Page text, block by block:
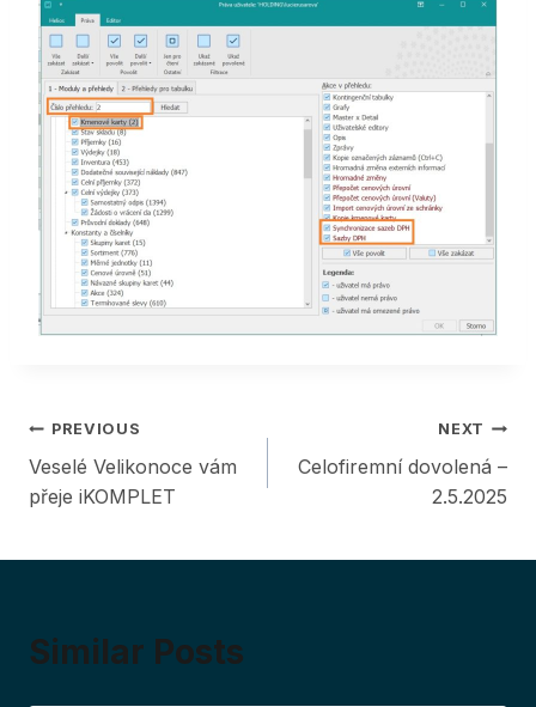
Post
navigation
PREVIOUS
Veselé Velikonoce vám
přeje iKOMPLET
NEXT
Celofiremní dovolená –
2.5.2025
Similar Posts